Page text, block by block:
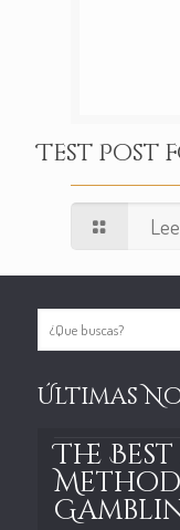
Test Post
Últimas
The